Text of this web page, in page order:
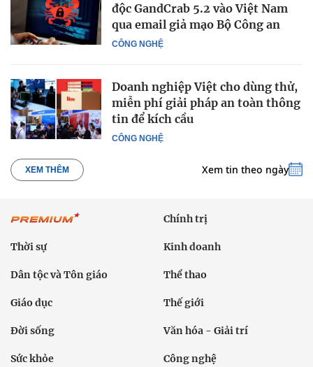
CÔNG NGHỆ
độc GandCrab 5.2 vào Việt Nam
qua email giả mạo Bộ Công an
CÔNG NGHỆ
Doanh nghiệp Việt cho dùng thử,
miễn phí giải pháp an toàn thông
tin để kích cầu
XEM THÊM Xem tin theo ngày
Chính trị
Thời sự Kinh doanh
Dân tộc và Tôn giáo Thể thao
Giáo dục Thế giới
Đời sống Văn hóa - Giải trí
Sức khỏe Công nghệ